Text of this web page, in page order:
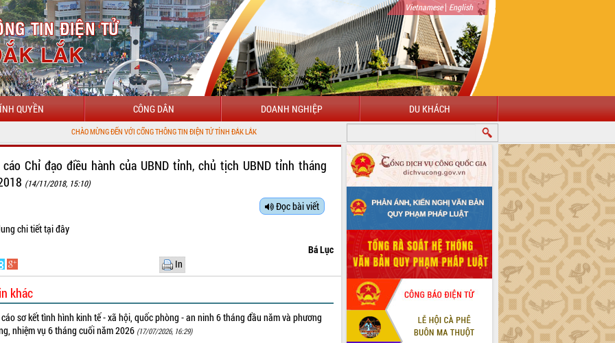
Vietnamese| English
QUYỀN CÔNG DÂN DOANH NGHIỆP DU KHÁCH
CHÀO MỪNG ĐẾN VỚI CỔNG THÔNG TIN ĐIỆN TỬ TỈNH ĐẮK LẮK
cáo Chỉ đạo điều hành của UBND tỉnh, chủ tịch UBND tỉnh tháng
(14/11/2018, 15:10)
Đọc bài viết
chi tiếttại đây
Bá Lục
In
khác
sơ kết tình hình kinh tế - xã hội, quốc phòng - an ninh 6 tháng đầu năm và phương
nhiệm vụ 6 tháng cuối năm 2026 (17/07/2026, 16:29)